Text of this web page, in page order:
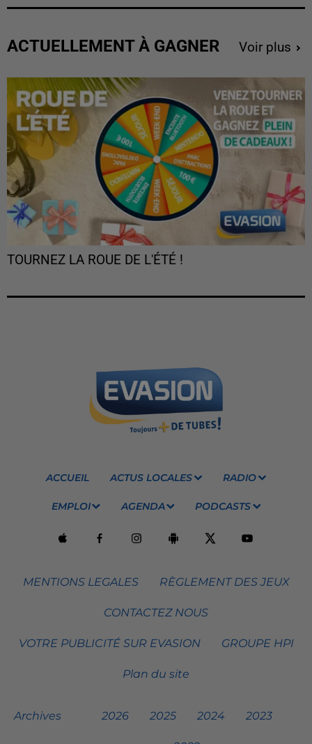
ACTUELLEMENT À GAGNER Voir plus
TOURNEZ LA ROUE DE L'ÉTÉ !
ACCUEIL ACTUS LOCALES RADIO
EMPLOI AGENDA PODCASTS
MENTIONS LEGALES RÈGLEMENT DES JEUX
CONTACTEZ NOUS
VOTRE PUBLICITÉ SUR EVASION GROUPE HPI
Plan du site
Archives 2026 2025 2024 2023